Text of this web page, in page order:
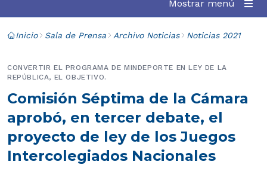
Mostrar menú
Inicio Sala de Prensa Archivo Noticias Noticias 2021
Comisión Séptima de la Cámara
aprobó, en tercer debate, el
proyecto de ley de los Juegos
Intercolegiados Nacionales
CONVERTIR EL PROGRAMA DE MINDEPORTE EN LEY DE LA
REPÚBLICA, EL OBJETIVO.